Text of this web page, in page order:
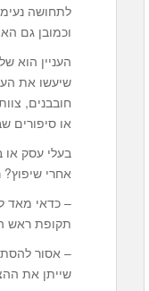
לתחושה
וכמובן גם
העניין הוא
שיעשו את
חובבנים,
או סיפורים
בעלי עסק או
אחרי שיפוץ?
– כדאי מאד
תקופת ראש
– אסור
שייתן את